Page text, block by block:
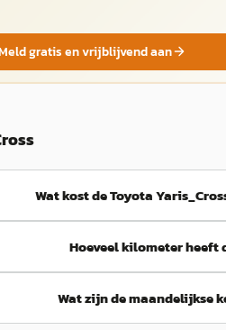
gratis en vrijblijvend aan
Wat kost de Toyota
Hoeveel kilometer heeft
Wat zijn de maandelijkse